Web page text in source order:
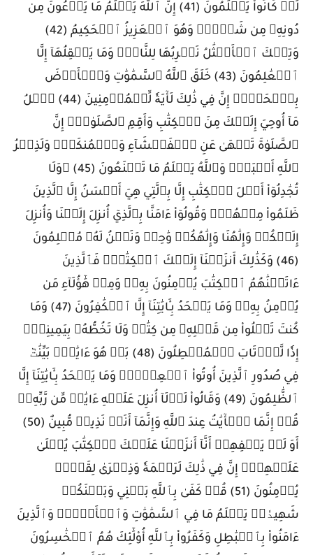
لَوۡ كَانُواْ يَعۡلَمُونَ (41) إِنَّ ٱللَّهَ يَعۡلَمُ مَا يَدۡعُونَ مِن
دُونِهِۦ مِن شَيۡءٖۚ وَهُوَ ٱلۡعَزِيزُ ٱلۡحَكِيمُ (42)
وَتِلۡكَ ٱلۡأَمۡثَٰلُ نَضۡرِبُهَا لِلنَّاسِۖ وَمَا يَعۡقِلُهَآ إِلَّا
ٱلۡعَٰلِمُونَ (43) خَلَقَ ٱللَّهُ ٱلسَّمَٰوَٰتِ وَٱلۡأَرۡضَ
بِٱلۡحَقِّۚ إِنَّ فِي ذَٰلِكَ لَأٓيَةٗ لِّلۡمُؤۡمِنِينَ (44) ٱتۡلُ
مَآ أُوحِيَ إِلَيۡكَ مِنَ ٱلۡكِتَٰبِ وَأَقِمِ ٱلصَّلَوٰةَۖ إِنَّ
ٱلصَّلَوٰةَ تَنۡهَىٰ عَنِ ٱلۡفَحۡشَآءِ وَٱلۡمُنكَرِۗ وَلَذِكۡرُ
ٱللَّهِ أَكۡبَرُۗ وَٱللَّهُ يَعۡلَمُ مَا تَصۡنَعُونَ (45) ۞وَلَا
تُجَٰدِلُوٓاْ أَهۡلَ ٱلۡكِتَٰبِ إِلَّا بِٱلَّتِي هِيَ أَحۡسَنُ إِلَّا ٱلَّذِينَ
ظَلَمُواْ مِنۡهُمۡۖ وَقُولُوٓاْ ءَامَنَّا بِٱلَّذِيٓ أُنزِلَ إِلَيۡنَا وَأُنزِلَ
إِلَيۡكُمۡ وَإِلَٰهُنَا وَإِلَٰهُكُمۡ وَٰحِدٞ وَنَحۡنُ لَهُۥ مُسۡلِمُونَ
(46) وَكَذَٰلِكَ أَنزَلۡنَآ إِلَيۡكَ ٱلۡكِتَٰبَۚ فَٱلَّذِينَ
ءَاتَيۡنَٰهُمُ ٱلۡكِتَٰبَ يُؤۡمِنُونَ بِهِۦۖ وَمِنۡ هَٰٓؤُلَآءِ مَن
يُؤۡمِنُ بِهِۦۚ وَمَا يَجۡحَدُ بِـَٔايَٰتِنَآ إِلَّا ٱلۡكَٰفِرُونَ (47) وَمَا
كُنتَ تَتۡلُواْ مِن قَبۡلِهِۦ مِن كِتَٰبٖ وَلَا تَخُطُّهُۥ بِيَمِينِكَۖ
إِذٗا لَّٱرۡتَابَ ٱلۡمُبۡطِلُونَ (48) بَلۡ هُوَ ءَايَٰتُۢ بَيِّنَٰتٞ
فِي صُدُورِ ٱلَّذِينَ أُوتُواْ ٱلۡعِلۡمَۚ وَمَا يَجۡحَدُ بِـَٔايَٰتِنَآ إِلَّا
ٱلظَّٰلِمُونَ (49) وَقَالُواْ لَوۡلَآ أُنزِلَ عَلَيۡهِ ءَايَٰتٞ مِّن رَّبِّهِۦۚ
قُلۡ إِنَّمَا ٱلۡأٓيَٰتُ عِندَ ٱللَّهِ وَإِنَّمَآ أَنَا۠ نَذِيرٞ مُّبِينٌ (50)
أَوَ لَمۡ يَكۡفِهِمۡ أَنَّآ أَنزَلۡنَا عَلَيۡكَ ٱلۡكِتَٰبَ يُتۡلَىٰ
عَلَيۡهِمۡۚ إِنَّ فِي ذَٰلِكَ لَرَحۡمَةٗ وَذِكۡرَىٰ لِقَوۡمٖ
يُؤۡمِنُونَ (51) قُلۡ كَفَىٰ بِٱللَّهِ بَيۡنِي وَبَيۡنَكُمۡ
شَهِيدٗاۖ يَعۡلَمُ مَا فِي ٱلسَّمَٰوَٰتِ وَٱلۡأَرۡضِۗ وَٱلَّذِينَ
ءَامَنُواْ بِٱلۡبَٰطِلِ وَكَفَرُواْ بِٱللَّهِ أُوْلَٰٓئِكَ هُمُ ٱلۡخَٰسِرُونَ